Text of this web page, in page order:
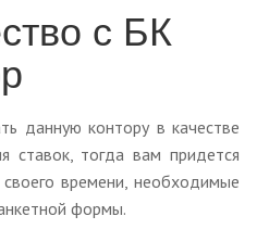
с БК
данную контору в качестве
ставок, тогда вам придется
времени, необходимые
формы.